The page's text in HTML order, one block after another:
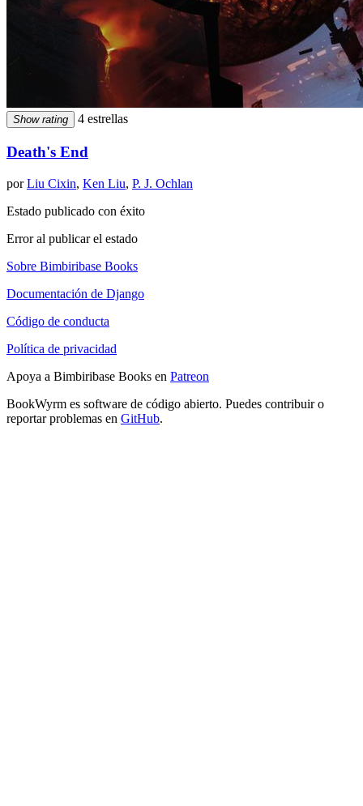
Show rating 4 estrellas
Death's End
porLiu Cixin, Ken Liu, P. J. Ochlan
Estado publicado con éxito
Error al publicar el estado
Sobre Bimbiribase Books
Documentación de Django
Código de conducta
Política de privacidad
Apoya a Bimbiribase Books en Patreon
BookWyrm es software de código abierto. Puedes contribuir o
reportar problemas en GitHub.